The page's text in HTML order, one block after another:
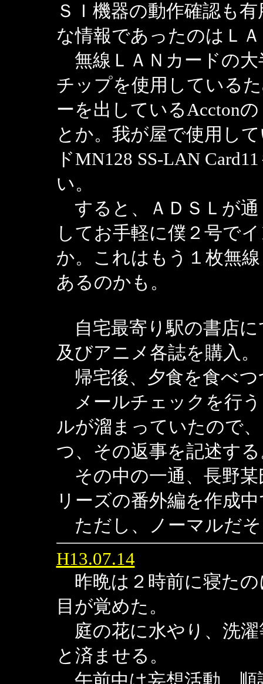
ＳＩ機器の動作確認も
な情報であったのはＬ
無線ＬＡＮカードの大
チップを使用している
ーを出しているAccton
とか。我が屋で使用し
ドMN128 SS-LAN
い。
すると、ＡＤＳＬが通
してお手軽に僕２号で
か。これはもう１枚無
あるのかも。
自宅最寄り駅の書店に
及びアニメ各誌を購入。
帰宅後、夕食を食べつ
メールチェックを行
ルが溜まっていたので
つ、その返事を記述す
その中の一通、長野某
リーズの番外編を作成
ただし、ノーマルだ
H13.07.14
昨晩は２時前に寝たの
目が覚めた。
庭の花に水やり、洗
と済ませる。